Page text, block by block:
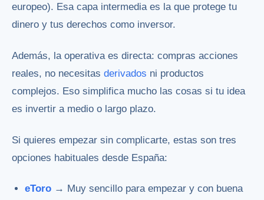
europeo). Esa capa intermedia es la que protege tu
dinero y tus derechos como inversor.
Además, la operativa es directa: compras acciones
reales, no necesitas derivados ni productos
complejos. Eso simplifica mucho las cosas si tu idea
es invertir a medio o largo plazo.
Si quieres empezar sin complicarte, estas son tres
opciones habituales desde España:
eToro → Muy sencillo para empezar y con buena